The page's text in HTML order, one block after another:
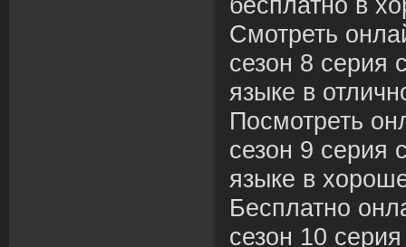
Смотреть
сезон 8 серия
языке в
Посмотреть
сезон 9 серия
языке в
Бесплатно
сезон 10